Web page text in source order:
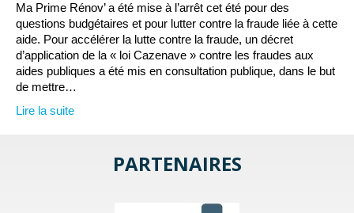
Ma Prime Rénov’ a été mise à l’arrêt cet été pour des
questions budgétaires et pour lutter contre la fraude liée à cette
aide. Pour accélérer la lutte contre la fraude, un décret
d’application de la « loi Cazenave » contre les fraudes aux
aides publiques a été mis en consultation publique, dans le but
de mettre…
Lire la suite
PARTENAIRES